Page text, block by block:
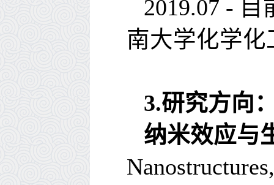
2019.07 - 目
南大学化学化
3.研究方向
纳米效应与